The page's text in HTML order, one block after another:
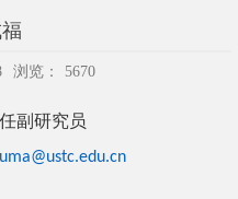
浏览： 5670
副研究员
.edu.cn